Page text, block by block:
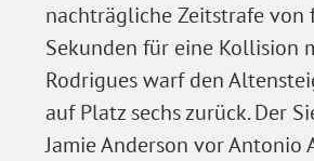
nachträgliche Zeitstrafe von
Sekunden für eine Kollision
Rodrigues warf den
auf Platz sechs zurück. Der
Jamie Anderson vor Antonio